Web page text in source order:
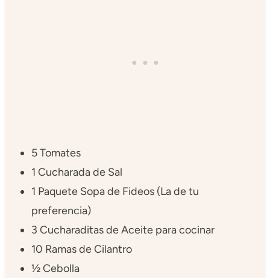
5 Tomates
1 Cucharada de Sal
1 Paquete Sopa de Fideos (La de tu
preferencia)
3 Cucharaditas de Aceite para cocinar
10 Ramas de Cilantro
½ Cebolla